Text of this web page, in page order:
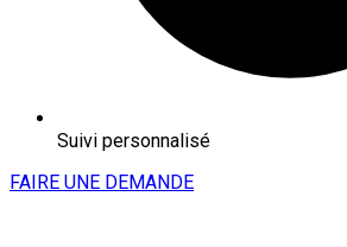
Suivi personnalisé
FAIRE UNE DEMANDE